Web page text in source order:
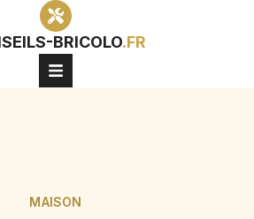
BRICOLO.FR
MAISON